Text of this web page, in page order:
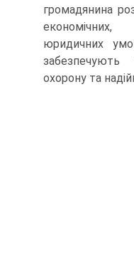
громадянина
економічних,
юридичних
забезпечують
охорону та